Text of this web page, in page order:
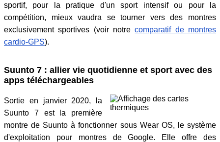
sportif, pour la pratique d'un sport intensif ou pour la
compétition, mieux vaudra se tourner vers des montres
exclusivement sportives (voir notrecomparatif de montres
cardio-GPS).
Suunto 7 : allier vie quotidienne et sport avec des
apps téléchargeables
Sortie en janvier 2020, la
Suunto 7 est la première
montre de Suunto à fonctionner sous Wear OS, le système
d'exploitation pour montres de Google. Elle offre des